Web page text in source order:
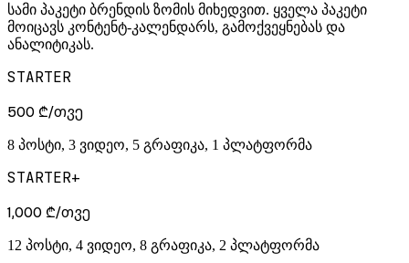
სამი პაკეტი ბრენდის ზომის მიხედვით. ყველა პაკეტი
მოიცავს კონტენტ-კალენდარს, გამოქვეყნებას და
ანალიტიკას.
STARTER
500 ₾/თვე
8 პოსტი, 3 ვიდეო, 5 გრაფიკა, 1 პლატფორმა
STARTER+
1,000 ₾/თვე
12 პოსტი, 4 ვიდეო, 8 გრაფიკა, 2 პლატფორმა